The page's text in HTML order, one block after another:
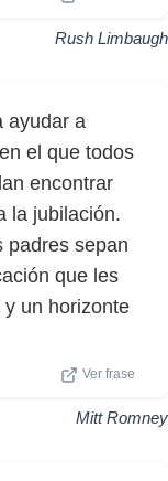
Rush Limbaugh
ayudar a
el que todos
encontrar
la jubilación.
padres sepan
que les
un horizonte
Ver frase
Mitt Romney